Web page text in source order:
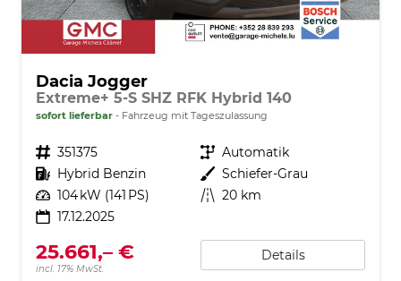
Dacia Jogger
Extreme+ 5-S SHZ RFK Hybrid 140
sofort lieferbar Fahrzeug mit Tageszulassung
Fahrzeugnr. 351375 Getriebe Automatik
Kraftstoff Hybrid Benzin Außenfarbe Schiefer-Grau
Leistung 104 kW (141 PS) Kilometerstand 20 km
17.12.2025
25.661,– €
incl. 17% MwSt.
Details